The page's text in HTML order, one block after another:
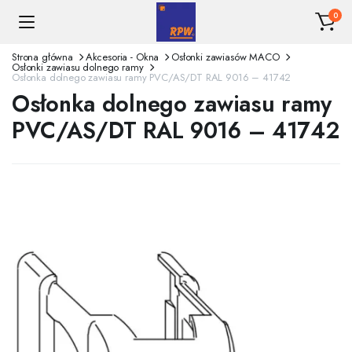
0
Strona główna Akcesoria - Okna Osłonki zawiasów MACO
Osłonki zawiasu dolnego ramy
Osłonka dolnego zawiasu ramy PVC/AS/DT RAL 9016 – 41742
Osłonka dolnego zawiasu ramy
PVC/AS/DT RAL 9016 – 41742